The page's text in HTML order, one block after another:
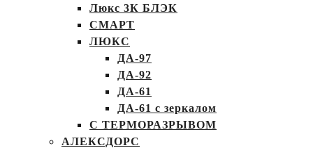
Люкс 3К БЛЭК
СМАРТ
ЛЮКС
ДА-97
ДА-92
ДА-61
ДА-61 с зеркалом
С ТЕРМОРАЗРЫВОМ
АЛЕКСДОРС